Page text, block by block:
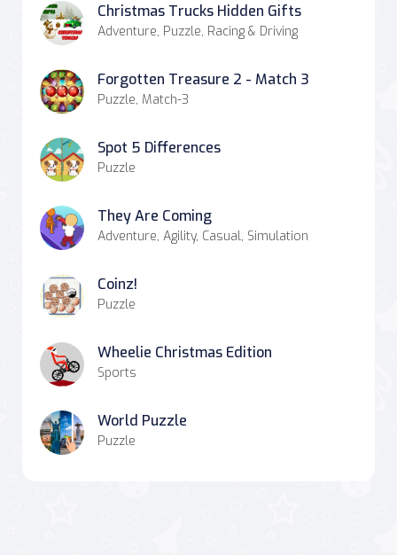
Christmas Trucks Hidden Gifts
Adventure, Puzzle, Racing & Driving
Forgotten Treasure 2 - Match 3
Puzzle, Match-3
Spot 5 Differences
Puzzle
They Are Coming
Adventure, Agility, Casual, Simulation
Coinz!
Puzzle
Wheelie Christmas Edition
Sports
World Puzzle
Puzzle